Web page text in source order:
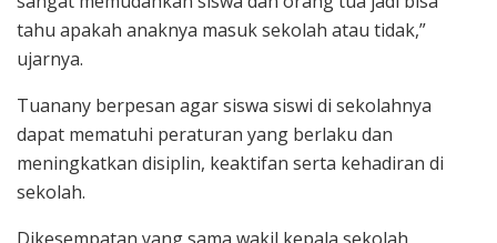
tahu apakah anaknya masuk sekolah atau tidak,”
ujarnya.
Tuanany berpesan agar siswa siswi di sekolahnya
dapat mematuhi peraturan yang berlaku dan
meningkatkan disiplin, keaktifan serta kehadiran di
sekolah.